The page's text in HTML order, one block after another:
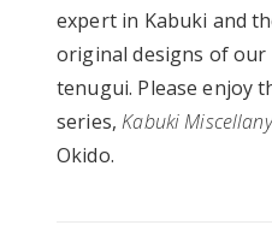
expert in Kabuki and
original designs of our
tenugui. Please enjoy
series,Kabuki Miscellany
Okido.